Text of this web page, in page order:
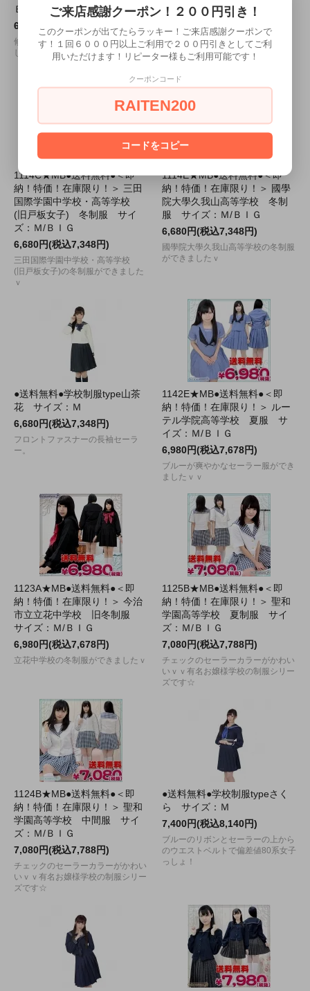
ＢＩＧ
6,480円(税込7,128円)
修文女子高等学校の夏制服ができま
ズ：Ｍ/ＢＩＧ
6,680円(税込7,348円)
三田国際学園中学校・高等学校
(旧戸板女子)の夏制服ができました
1114C★MB●送料無料●＜即
納！特価！在庫限り！＞ 三田
国際学園中学校・高等学校
(旧戸板女子) 冬制服 サイ
ズ：Ｍ/ＢＩＧ
6,680円(税込7,348円)
三田国際学園中学校・高等学校
(旧戸板女子)の冬制服ができました
ｖ
1114E★MB●送料無料●＜即
納！特価！在庫限り！＞ 國學
院大學久我山高等学校 冬制
服 サイズ：Ｍ/ＢＩＧ
6,680円(税込7,348円)
國學院大學久我山高等学校の冬制服
ができましたｖ
●送料無料●学校制服type山茶
花 サイズ：Ｍ
6,680円(税込7,348円)
フロントファスナーの長袖セーラ
ー。
1142E★MB●送料無料●＜即
納！特価！在庫限り！＞ ルー
テル学院高等学校 夏服 サ
イズ：Ｍ/ＢＩＧ
6,980円(税込7,678円)
ブルーが爽やかなセーラー服ができ
ましたｖｖ
1123A★MB●送料無料●＜即
納！特価！在庫限り！＞ 今治
市立立花中学校 旧冬制服
サイズ：Ｍ/ＢＩＧ
6,980円(税込7,678円)
立花中学校の冬制服ができましたｖ
1125B★MB●送料無料●＜即
納！特価！在庫限り！＞ 聖和
学園高等学校 夏制服 サイ
ズ：Ｍ/ＢＩＧ
7,080円(税込7,788円)
チェックのセーラーカラーがかわい
いｖｖ有名お嬢様学校の制服シリー
ズです☆
1124B★MB●送料無料●＜即
納！特価！在庫限り！＞ 聖和
学園高等学校 中間服 サイ
ズ：Ｍ/ＢＩＧ
7,080円(税込7,788円)
チェックのセーラーカラーがかわい
いｖｖ有名お嬢様学校の制服シリー
ズです☆
●送料無料●学校制服typeさく
ら サイズ：Ｍ
7,400円(税込8,140円)
ブルーのリボンとセーラーの上から
のウエストベルトで偏差値80系女子
っしょ！
ご来店感謝クーポン！２００円引き！
このクーポンが出てたらラッキー！ご来店感謝クーポンで
す！１回６０００円以上ご利用で２００円引きとしてご利
用いただけます！リピーター様もご利用可能です！
クーポンコード
RAITEN200
コードをコピー